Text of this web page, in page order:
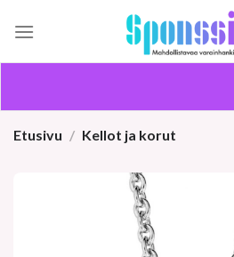
Etusivu / Kellot ja korut